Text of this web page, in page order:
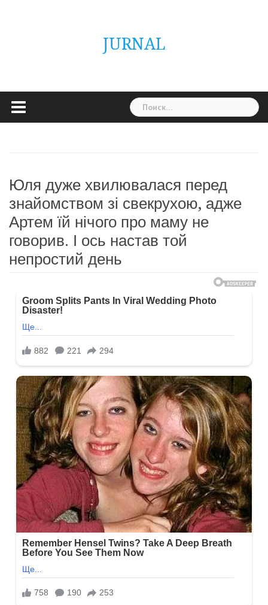
JURNAL
Найти:
Юля дуже хвилювалася перед
знайомством зі свекрухою, адже
Артем їй нічого про маму не
говорив. І ось настав той
непростий день